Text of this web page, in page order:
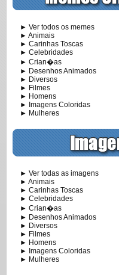
► Ver todos os memes
► Animais
► Carinhas Toscas
► Celebridades
► Crian�as
► Desenhos Animados
► Diversos
► Filmes
► Homens
► Imagens Coloridas
► Mulheres
► Ver todas as imagens
► Animais
► Carinhas Toscas
► Celebridades
► Crian�as
► Desenhos Animados
► Diversos
► Filmes
► Homens
► Imagens Coloridas
► Mulheres